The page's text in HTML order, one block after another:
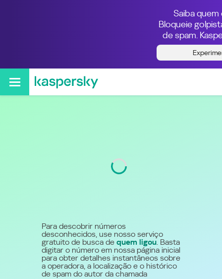
Saiba quem
Bloqueie
de spam.
Quem ligou do número
021980609689
Para descobrir números
desconhecidos, use nosso serviço
gratuito de busca de quem ligou. Basta
digitar o número em nossa página inicial
para obter detalhes instantâneos sobre
a operadora, a localização e o histórico
de spam do autor da chamada